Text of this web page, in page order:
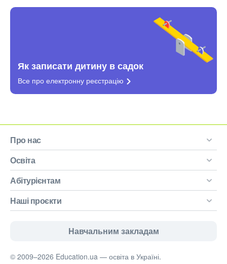
Як записати дитину в садок
Все про електронну реєстрацію
Про нас
Освіта
Абітурієнтам
Наші проєкти
Навчальним закладам
© 2009–2026 Education.ua — освіта в Україні.